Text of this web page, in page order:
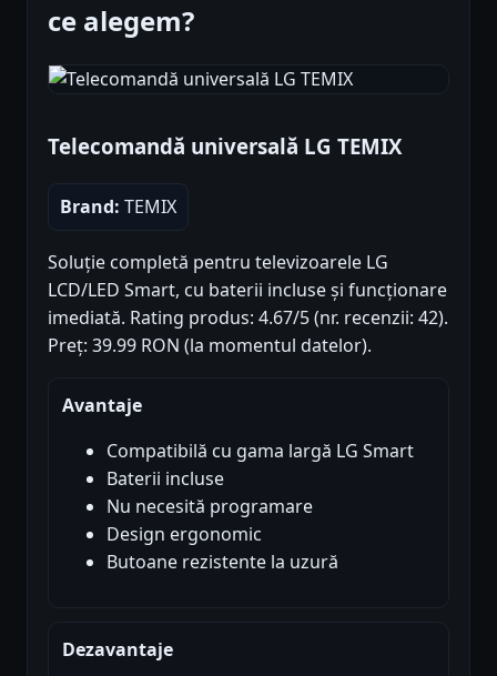
ce alegem?
Telecomandă universală LG TEMIX
Brand: TEMIX
Soluție completă pentru televizoarele LG
LCD/LED Smart, cu baterii incluse și funcționare
imediată. Rating produs: 4.67/5 (nr. recenzii: 42).
Preț: 39.99 RON (la momentul datelor).
Avantaje
Compatibilă cu gama largă LG Smart
Baterii incluse
Nu necesită programare
Design ergonomic
Butoane rezistente la uzură
Dezavantaje